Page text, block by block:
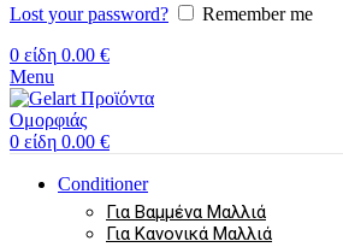
Lost your password?
Remember me
0 είδη 0.00 €
Menu
0 είδη 0.00 €
Conditioner
Για Βαμμένα Μαλλιά
Για Κανονικά Μαλλιά